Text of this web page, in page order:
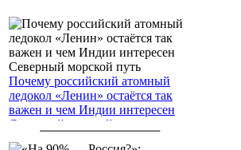
Почему российский атомный
ледокол «Ленин» остаётся так
важен и чем Индии интересен
Северный морской путь